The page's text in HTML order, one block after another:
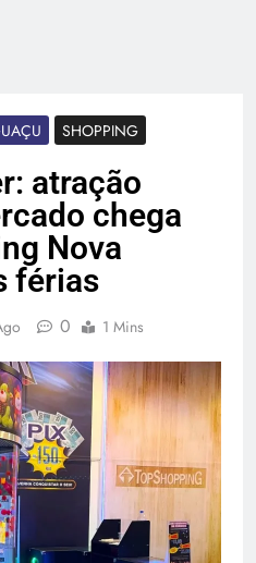
SHOPPING
atração
chega
Nova
férias
0 1 Mins